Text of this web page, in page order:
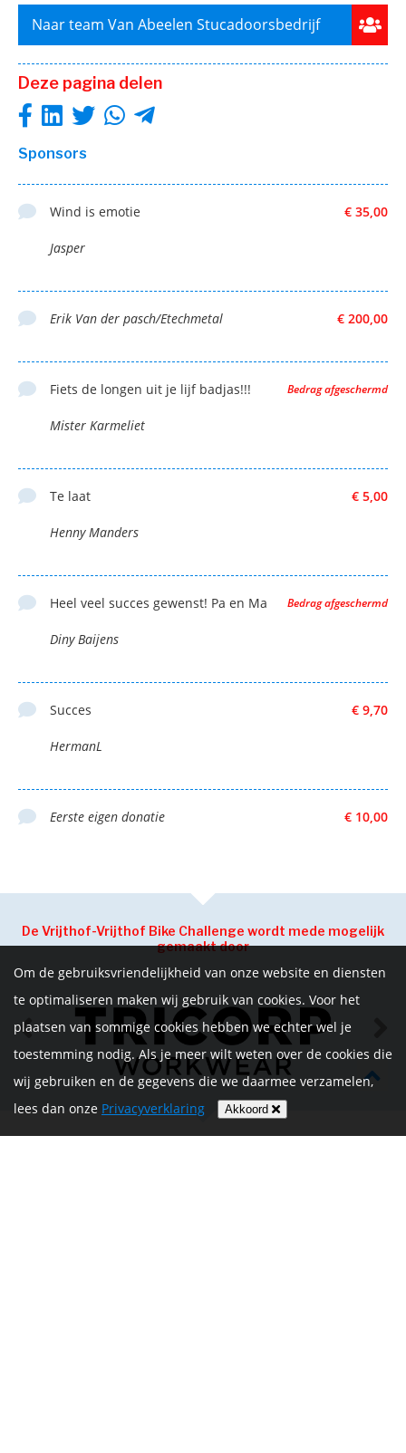
Naar team Van Abeelen Stucadoorsbedrijf
Deze pagina delen
Sponsors
€ 35,00
Wind is emotie
Jasper
€ 200,00
Erik Van der pasch/Etechmetal
Bedrag afgeschermd
Fiets de longen uit je lijf badjas!!!
Mister Karmeliet
€ 5,00
Te laat
Henny Manders
Bedrag afgeschermd
Heel veel succes gewenst! Pa en Ma
Diny Baijens
€ 9,70
Succes
HermanL
€ 10,00
Eerste eigen donatie
De Vrijthof-Vrijthof Bike Challenge wordt mede mogelijk
gemaakt door
Om de gebruiksvriendelijkheid van onze website en diensten
te optimaliseren maken wij gebruik van cookies. Voor het
plaatsen van sommige cookies hebben we echter wel je
toestemming nodig. Als je meer wilt weten over de cookies die
wij gebruiken en de gegevens die we daarmee verzamelen,
lees dan onze Privacyverklaring Akkoord